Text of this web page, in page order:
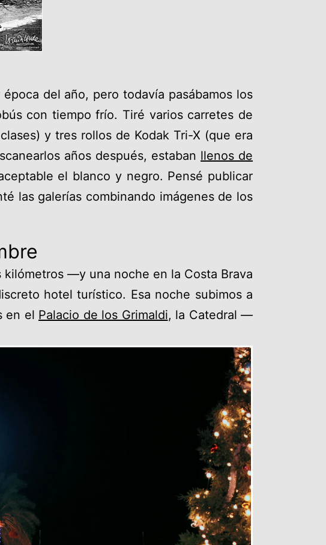
del año, pero todavía pasábamos los
con tiempo frío. Tiré varios carretes de
y tres rollos de Kodak Tri-X (que era
años después, estaban llenos de
el blanco y negro. Pensé publicar
las galerías combinando imágenes de los
—y una noche en la Costa Brava
hotel turístico. Esa noche subimos a
en el Palacio de los Grimaldi, la Catedral —